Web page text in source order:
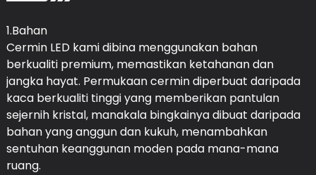
1.Bahan
Cermin LED kami dibina menggunakan bahan
berkualiti premium, memastikan ketahanan dan
jangka hayat. Permukaan cermin diperbuat daripada
kaca berkualiti tinggi yang memberikan pantulan
sejernih kristal, manakala bingkainya dibuat daripada
bahan yang anggun dan kukuh, menambahkan
sentuhan keanggunan moden pada mana-mana
ruang.